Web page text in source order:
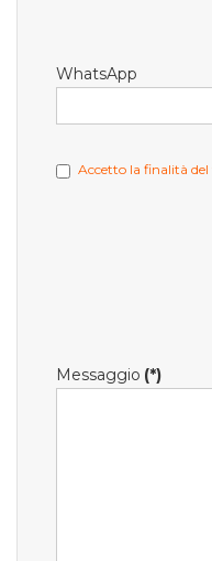
WhatsApp
Accetto la finalità
Messaggio (*)